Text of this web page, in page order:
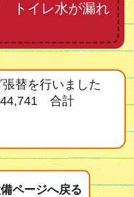
トイレ水が漏れ
替を行いました
合計
ページへ戻る